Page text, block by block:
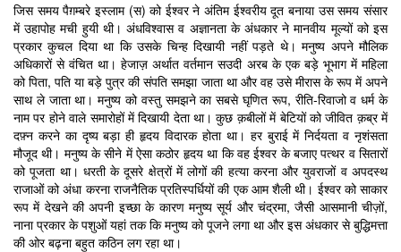
जिस समय पैग़म्बरे इस्लाम (स) को ईश्वर ने अंतिम ईश्वरीय दूत बनाया उस समय संसार
में उहापोह मची हुयी थी। अंधविश्वास व अज्ञानता के अंधकार ने मानवीय मूल्यों को इस
प्रकार कुचल दिया था कि उसके चिन्ह दिखायी नहीं पड़ते थे। मनुष्य अपने मौलिक
अधिकारों से वंचित था। हेजाज़ अर्थात वर्तमान सउदी अरब के एक बड़े भूभाग में महिला
को पिता, पति या बड़े पुत्र की संपति समझा जाता था और वह उसे मीरास के रूप में अपने
साथ ले जाता था। मनुष्य को वस्तु समझने का सबसे घृणित रूप, रीति-रिवाजो व धर्म के
नाम पर होने वाले समारोहों में दिखायी देता था। कुछ क़बीलों में बेटियों को जीवित क़ब्र में
दफ़्न करने का दृष्य बड़ा ही हृदय विदारक होता था। हर बुराई में निर्दयता व नृशंसता
मौजूद थी। मनुष्य के सीने में ऐसा कठोर हृदय था कि वह ईश्वर के बजाए पत्थर व सितारों
को पूजता था। धरती के दूसरे क्षेत्रों में लोगों की हत्या करना और युवराजों व अपदस्थ
राजाओं को अंधा करना राजनैतिक प्रतिस्पर्धियों की एक आम शैली थी। ईश्वर को साकार
रूप में देखने की अपनी इच्छा के कारण मनुष्य सूर्य और चंद्रमा, जैसी आसमानी चीज़ों,
नाना प्रकार के पशुओं यहां तक कि मनुष्य को पूजने लगा था और इस अंधकार से बुद्धिमत्ता
की ओर बढ़ना बहुत कठिन लग रहा था।